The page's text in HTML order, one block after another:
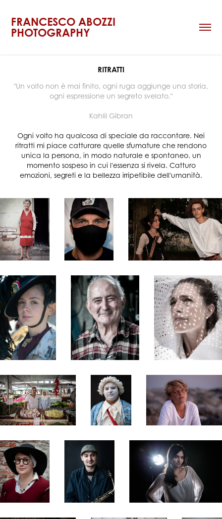
FRANCESCO ABOZZI
PHOTOGRAPHY
RITRATTI
"Un volto non è mai finito, ogni ruga aggiunge una storia,
ogni espressione un segreto svelato."
Kahlil Gibran
Ogni volto ha qualcosa di speciale da raccontare. Nei
ritratti mi piace catturare quelle sfumature che rendono
unica la persona, in modo naturale e spontaneo. un
momento sospeso in cui l'essenza si rivela. Catturo
emozioni, segreti e la bellezza irripetibile dell'umanità.